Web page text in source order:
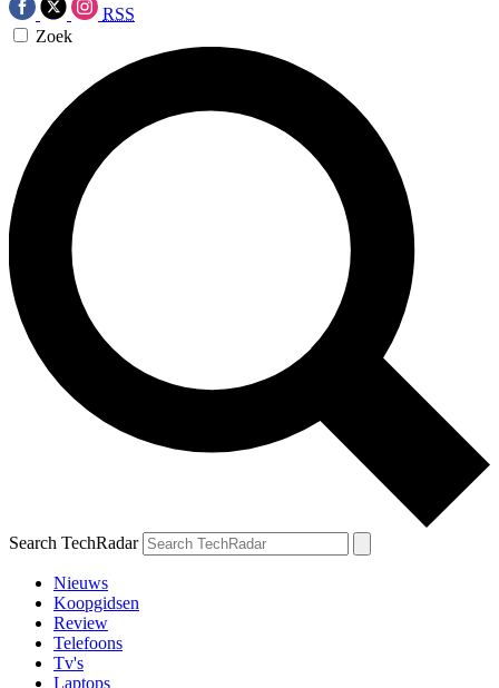
RSS
Zoek
Search TechRadar
Nieuws
Koopgidsen
Review
Telefoons
Tv's
Laptops